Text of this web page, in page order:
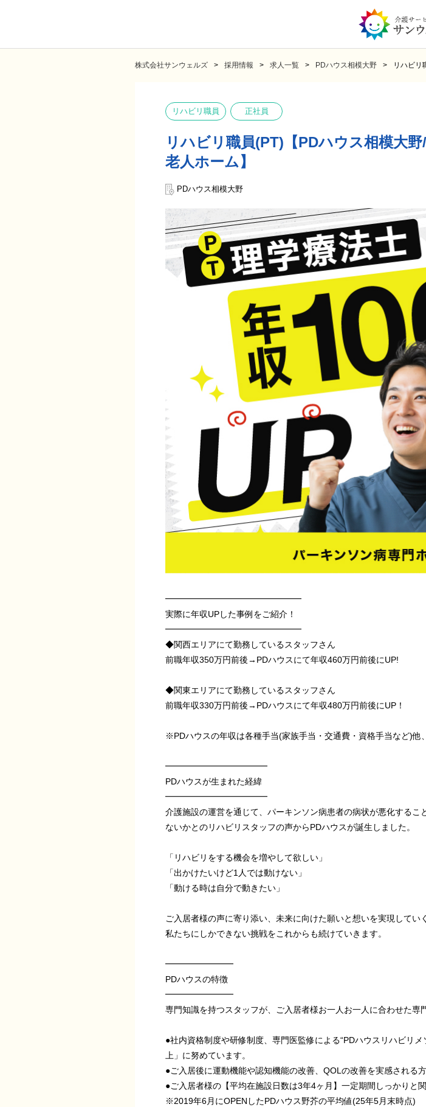
株式会社サンウェルズ 採用情報 求人一覧 PDハウス相模大野 リハビリ
リハビリ職員 正社員
リハビリ職員(PT)【PDハウス相模大
老人ホーム】
PDハウス相模大野
━━━━━━━━━━━━━━━━
実際に年収UPした事例をご紹介！
━━━━━━━━━━━━━━━━
◆関西エリアにて勤務しているスタッフさん
前職年収350万円前後→PDハウスにて年収460万円前後にUP!
◆関東エリアにて勤務しているスタッフさん
前職年収330万円前後→PDハウスにて年収480万円前後にUP！
※PDハウスの年収は各種手当(家族手当・交通費・資格手当など)他
━━━━━━━━━━━━
PDハウスが生まれた経緯
━━━━━━━━━━━━
介護施設の運営を通じて、パーキンソン病患者の病状が悪化する
ないかとのリハビリスタッフの声からPDハウスが誕生しました。
「リハビリをする機会を増やして欲しい」
「出かけたいけど1人では動けない」
「動ける時は自分で動きたい」
ご入居者様の声に寄り添い、未来に向けた願いと想いを実現してい
私たちにしかできない挑戦をこれからも続けていきます。
━━━━━━━━
PDハウスの特徴
━━━━━━━━
専門知識を持つスタッフが、ご入居者様お一人お一人に合わせた専
●社内資格制度や研修制度、専門医監修による“PDハウスリハビリ
上」に努めています。
●ご入居後に運動機能や認知機能の改善、QOLの改善を実感される
●ご入居者様の【平均在施設日数は3年4ヶ月】一定期間しっかりと
※2019年6月にOPENしたPDハウス野芥の平均値(25年5月末時点)